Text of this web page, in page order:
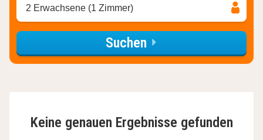
2 Erwachsene (1 Zimmer)
Suchen
Keine genauen Ergebnisse gefunden